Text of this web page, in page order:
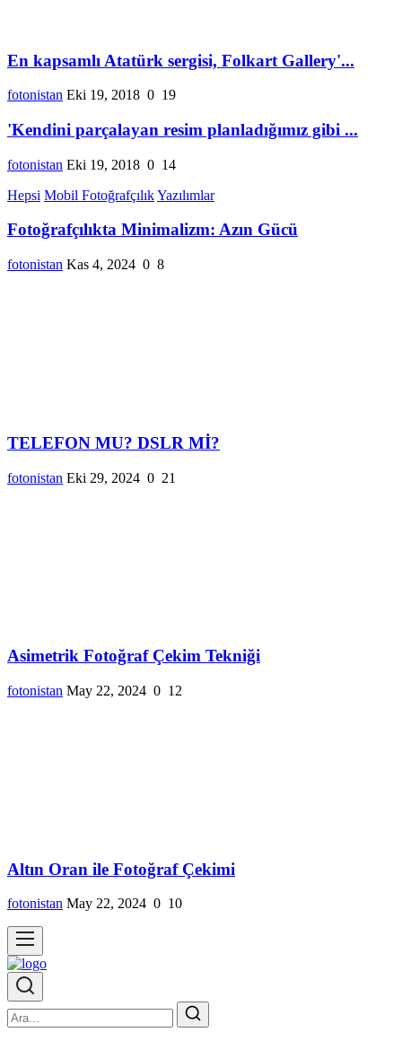
En kapsamlı Atatürk sergisi, Folkart Gallery'...
fotonistan Eki 19, 2018 0 19
'Kendini parçalayan resim planladığımız gibi ...
fotonistan Eki 19, 2018 0 14
Hepsi Mobil FotoğrafçılıkYazılımlar
Fotoğrafçılıkta Minimalizm: Azın Gücü
fotonistan Kas 4, 2024 0 8
TELEFON MU? DSLR Mİ?
fotonistan Eki 29, 2024 0 21
Asimetrik Fotoğraf Çekim Tekniği
fotonistan May 22, 2024 0 12
Altın Oran ile Fotoğraf Çekimi
fotonistan May 22, 2024 0 10